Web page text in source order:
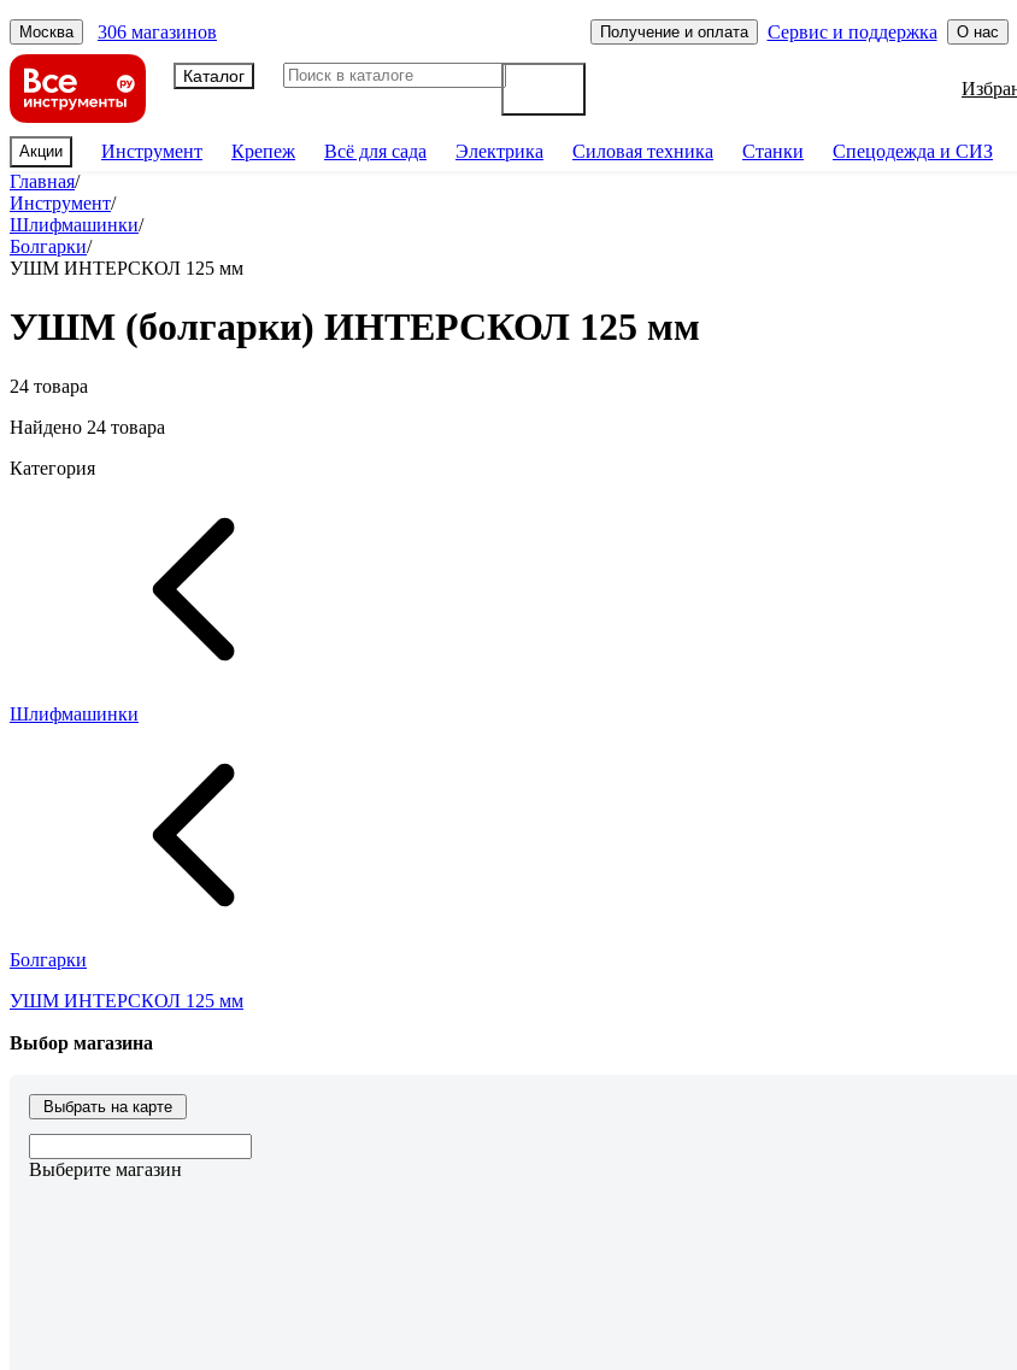
Москва 306 магазинов Получение и оплата Сервис и поддержка О нас
Каталог
Акции Инструмент Крепеж Всё для сада Электрика Силовая техника Станки Спецодежда и СИЗ
Главная/
Инструмент/
Шлифмашинки/
Болгарки/
УШМ ИНТЕРСКОЛ 125 мм
УШМ (болгарки) ИНТЕРСКОЛ 125 мм
24 товара
Найдено 24 товара
Категория
Шлифмашинки
Болгарки
УШМ ИНТЕРСКОЛ 125 мм
Выбор магазина
Выбрать на карте
Выберите магазин